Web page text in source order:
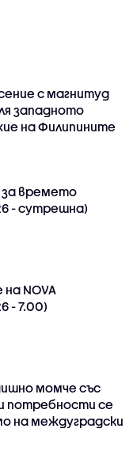
с магнитуд
западното
на Филипините
за времето
- сутрешна)
NOVA
- 7.00)
момче със
потребности се
на междуградски